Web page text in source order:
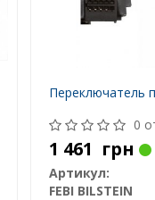
Переключатель
0
1 461 грн
Артикул:
FEBI BILSTEIN